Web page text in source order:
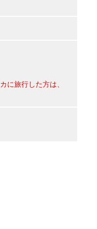
に旅行した方は、